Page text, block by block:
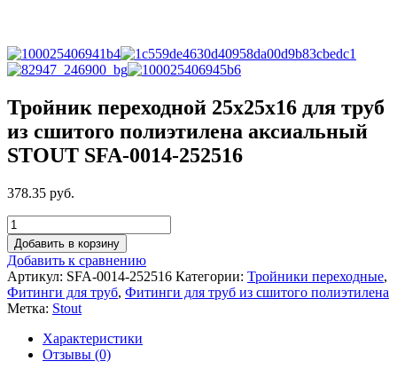
Тройник переходной 25x25x16 для труб
из сшитого полиэтилена аксиальный
STOUT SFA-0014-252516
378.35 руб.
Добавить в корзину
Добавить к сравнению
Артикул: SFA-0014-252516 Категории: Тройники переходные,
Фитинги для труб, Фитинги для труб из сшитого полиэтилена
Метка: Stout
Характеристики
Отзывы (0)